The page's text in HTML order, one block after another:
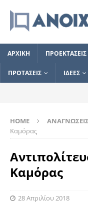
ΑΡΧΙΚΗ ΠΡΟΕΚΤΑΣΕΙΣ
ΠΡΟΤΑΣΕΙΣ ΙΔΕΕΣ
HOME
Καμόρας
Καμόρας
28 Απριλίου 2018